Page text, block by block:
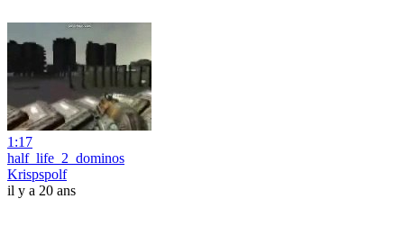
1:17
half_life_2_dominos
Krispspolf
il y a 20 ans